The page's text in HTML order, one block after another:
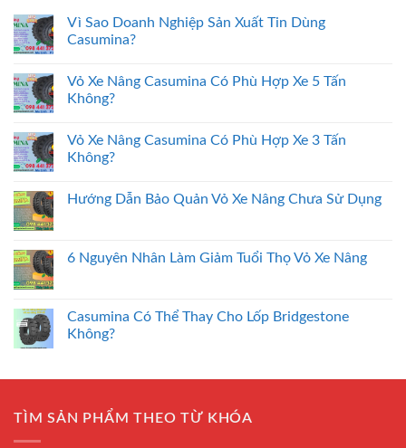
Vì Sao Doanh Nghiệp Sản Xuất Tin Dùng
Casumina?
Vỏ Xe Nâng Casumina Có Phù Hợp Xe 5 Tấn
Không?
Vỏ Xe Nâng Casumina Có Phù Hợp Xe 3 Tấn
Không?
Hướng Dẫn Bảo Quản Vỏ Xe Nâng Chưa Sử Dụng
6 Nguyên Nhân Làm Giảm Tuổi Thọ Vỏ Xe Nâng
Casumina Có Thể Thay Cho Lốp Bridgestone
Không?
TÌM SẢN PHẨM THEO TỪ KHÓA